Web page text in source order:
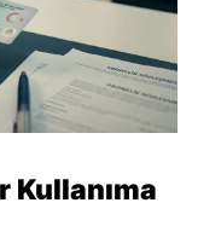
Kullanıma